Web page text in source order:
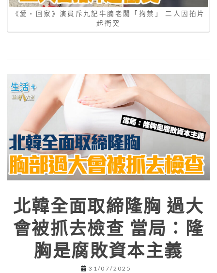
《愛‧回家》演員斥九記牛腩老闆「拘禁」 二人因拍片
起衝突
北韓全面取締隆胸 過大
會被抓去檢查 當局：隆
胸是腐敗資本主義
31/07/2025